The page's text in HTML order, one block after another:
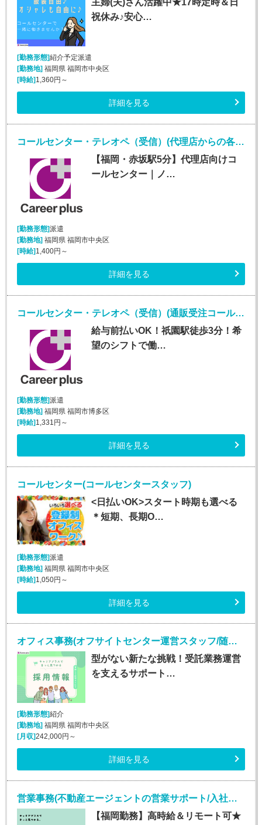
主婦(夫)さん活躍中★17時定時＆日
祝休み♪安心…
[勤務形態]紹介予定派遣
[勤務地] 福岡県 福岡市中央区
[時給] 1,360円～
詳細を見る
コールセンター・テレオペ（受信）(代理店からの各種問合せ電話対応業務)
【福岡・赤坂駅5分】代理店向けコ
ールセンター｜ノ…
[勤務形態]派遣
[勤務地] 福岡県 福岡市中央区
[時給] 1,400円～
詳細を見る
コールセンター・テレオペ（受信）(通販受注コールセンターオペレーター)
給与前払いOK！祇園駅徒歩3分！希
望のシフトで働…
[勤務形態]派遣
[勤務地]福岡県 福岡市博多区
[時給]1,331円～
詳細を見る
コールセンター(コールセンタースタッフ)
<日払いOK>スタート時期も選べる
＊短期、長期O…
[勤務形態]派遣
[勤務地]福岡県 福岡市中央区
[時給]1,050円～
詳細を見る
オフィス事務(オフサイトセンター運営スタッフ/随時入社/長期)
型がない新たな挑戦！受託業務運営
を支えるサポート…
[勤務形態]紹介
[勤務地] 福岡県 福岡市中央区
[月収]242,000円～
詳細を見る
営業事務(不動産エージェントの営業サポート/入社日応相談)
【福岡勤務】高時給＆リモート可★